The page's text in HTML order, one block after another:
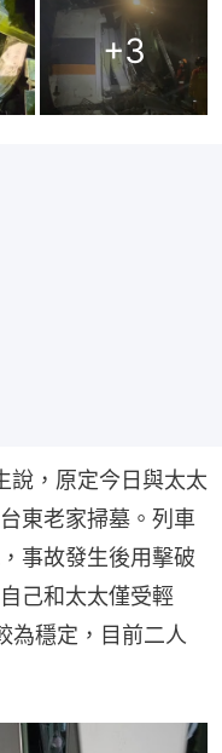
+3
說，原定今日與太太
東老家掃墓。列車
事故發生後用擊破
己和太太僅受輕
為穩定，目前二人